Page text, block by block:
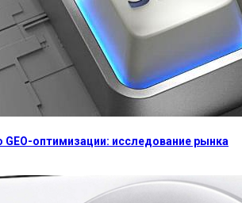
GEO-оптимизации: исследование рынка